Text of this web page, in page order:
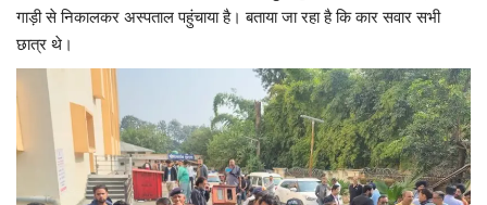
गाड़ी से निकालकर अस्पताल पहुंचाया है। बताया जा रहा है कि कार सवार सभी
छात्र थे।